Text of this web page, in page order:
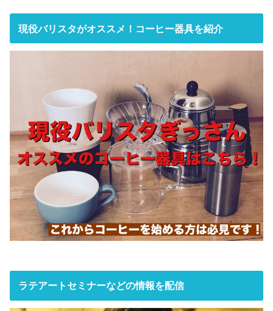
現役バリスタがオススメ！コーヒー器具を紹介
ラテアートセミナーなどの情報を配信